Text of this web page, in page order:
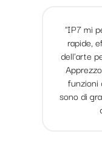
"IP7 mi
rapide,
dell'arte
funzioni
sono di